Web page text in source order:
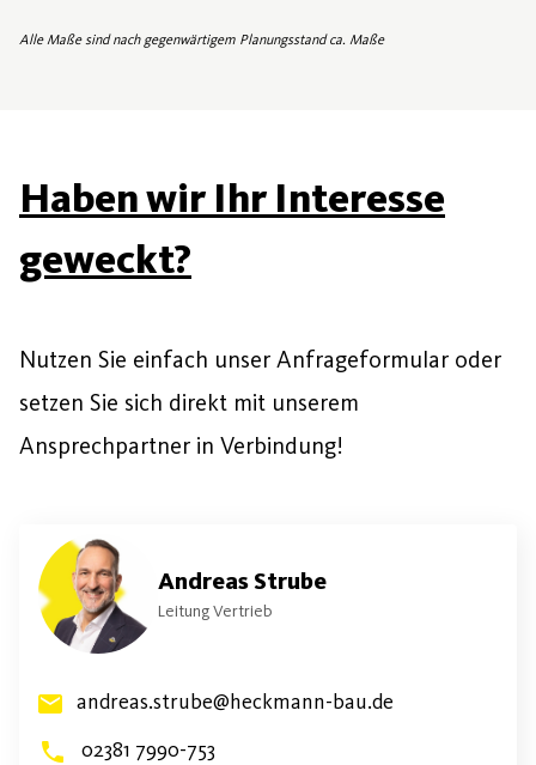
Alle Maße sind nach gegenwärtigem Planungsstand ca. Maße
Haben wir Ihr Interesse
geweckt?
Nutzen Sie einfach unser Anfrageformular oder
setzen Sie sich direkt mit unserem
Ansprechpartner in Verbindung!
Andreas Strube
Leitung Vertrieb
andreas.strube@heckmann-bau.de
02381 7990-753